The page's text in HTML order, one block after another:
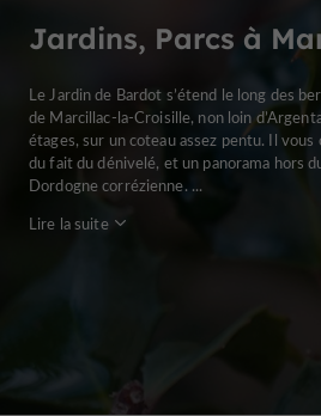
Jardins, Parcs à
Le Jardin de Bardot s’étend le long des
de Marcillac-la-Croisille, non loin
étages, sur un coteau assez pentu. Il
du fait du dénivelé, et un panorama hors
Dordogne corrézienne. ...
Lire la suite